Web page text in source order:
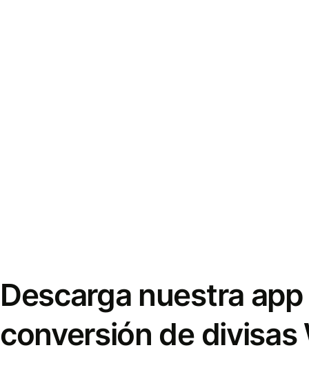
Descarga nuestra
conversión de divisas